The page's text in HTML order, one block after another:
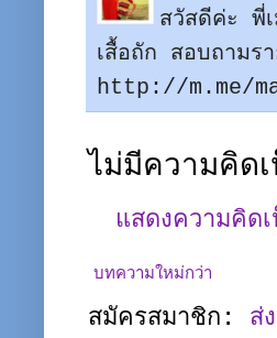
สวัสดีค่ะ พี่
เสื้อถัก สอบถามร
http://m.me/
ไม่มีความคิด
แสดงความคิด
บทความใหม่กว่า
สมัครสมาชิก: ส่